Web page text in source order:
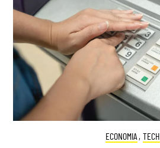
ECONOMIA , TECH